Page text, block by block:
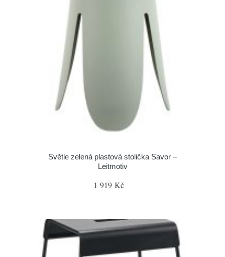
Světle zelená plastová stolička Savor –
Leitmotiv
1 919 Kč